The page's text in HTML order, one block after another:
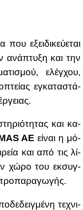
που εξει­δι­κεύ­ε­ται
ανά­πτυ­ξη και την
ελέγ­χου,
εγκα­τα­στά­
και κα­
AE εί­ναι η μό­
και από τις λί­
χώ­ρο του εκ­συγ­
τε­χνι­